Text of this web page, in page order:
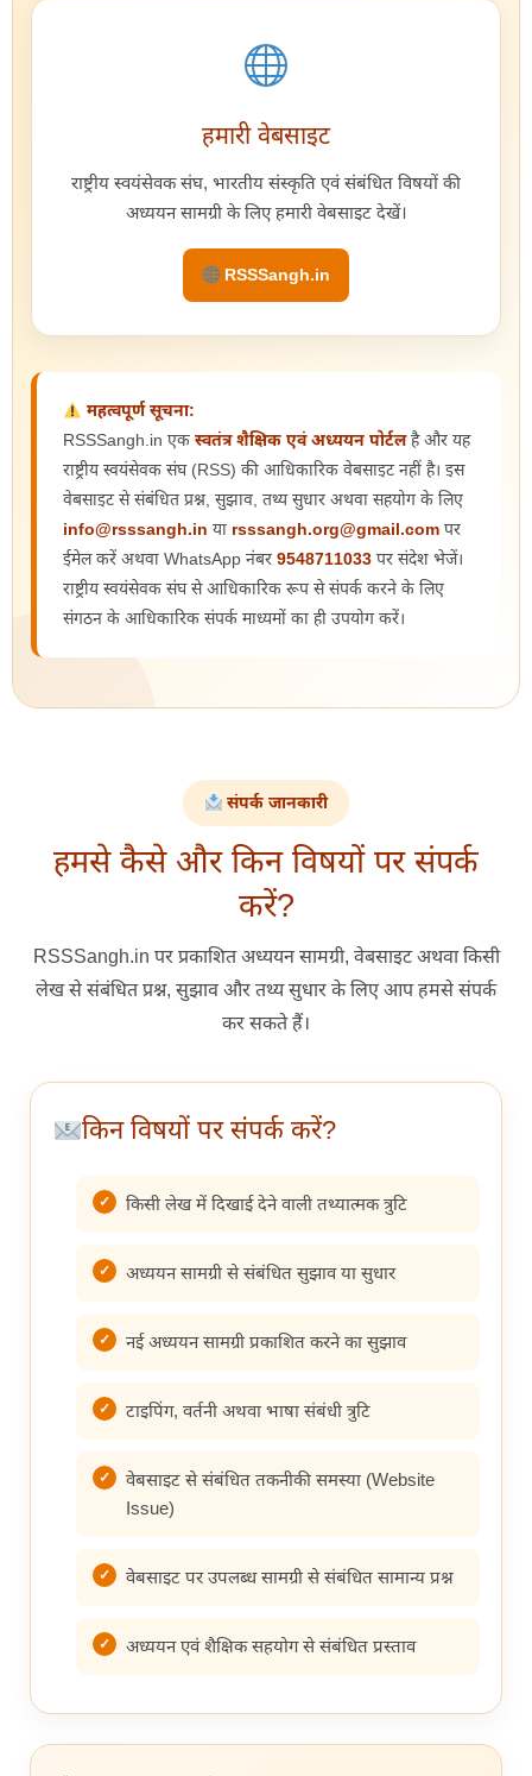
हमारी वेबसाइट
राष्ट्रीय स्वयंसेवक संघ, भारतीय संस्कृति एवं संबंधित विषयों की
अध्ययन सामग्री के लिए हमारी वेबसाइट देखें।
RSSSangh.in
महत्वपूर्ण सूचना:
RSSSangh.in एक स्वतंत्र शैक्षिक एवं अध्ययन पोर्टलहै और यह
राष्ट्रीय स्वयंसेवक संघ (RSS) की आधिकारिक वेबसाइट नहीं है। इस
वेबसाइट से संबंधित प्रश्न, सुझाव, तथ्य सुधार अथवा सहयोग के लिए
info@rsssangh.in या rsssangh.org@gmail.com पर
ईमेल करें अथवा WhatsApp नंबर 9548711033 पर संदेश भेजें।
राष्ट्रीय स्वयंसेवक संघ से आधिकारिक रूप से संपर्क करने के लिए
संगठन के आधिकारिक संपर्क माध्यमों का ही उपयोग करें।
संपर्क जानकारी
हमसे कैसे और किन विषयों पर संपर्क
करें?
RSSSangh.in पर प्रकाशित अध्ययन सामग्री, वेबसाइट अथवा किसी
लेख से संबंधित प्रश्न, सुझाव और तथ्य सुधार के लिए आप हमसे संपर्क
कर सकते हैं।
किन विषयों पर संपर्क करें?
किसी लेख में दिखाई देने वाली तथ्यात्मक त्रुटि
अध्ययन सामग्री से संबंधित सुझाव या सुधार
नई अध्ययन सामग्री प्रकाशित करने का सुझाव
टाइपिंग, वर्तनी अथवा भाषा संबंधी त्रुटि
वेबसाइट से संबंधित तकनीकी समस्या (Website
Issue)
वेबसाइट पर उपलब्ध सामग्री से संबंधित सामान्य प्रश्न
अध्ययन एवं शैक्षिक सहयोग से संबंधित प्रस्ताव